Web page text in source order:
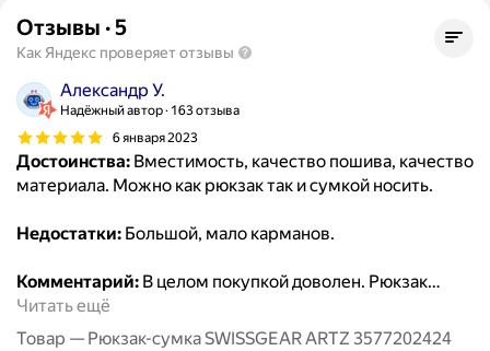
Отзывы ·5
Как Яндекс проверяет отзывы
Александр У.
Надёжный автор 163 отзыва
6 января 2023
Достоинства: Вместимость, качество пошива, качество
материала. Можно как рюкзак так и сумкой носить.
Недостатки: Большой, мало карманов.
Комментарий: В целом покупкой доволен. Рюкзак…
Читать ещё
Товар — Рюкзак-сумка SWISSGEAR ARTZ 3577202424